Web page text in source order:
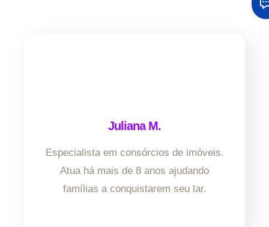
Juliana M.
Especialista em consórcios de imóveis.
Atua há mais de 8 anos ajudando
famílias a conquistarem seu lar.